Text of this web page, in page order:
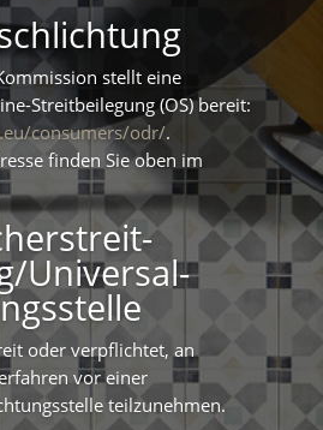
stellt eine
Streitbeilegung (OS) bereit:
consumers/odr/.
finden Sie oben im
Universal­
oder verpflichtet, an
vor einer
teilzunehmen.